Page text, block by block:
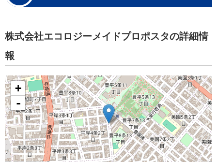
株式会社エコロジーメイドプロポスタの詳細情
報
+
-